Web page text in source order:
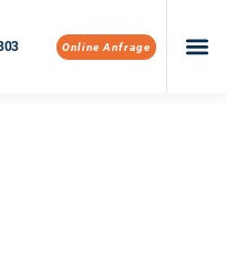
Online Anfrage